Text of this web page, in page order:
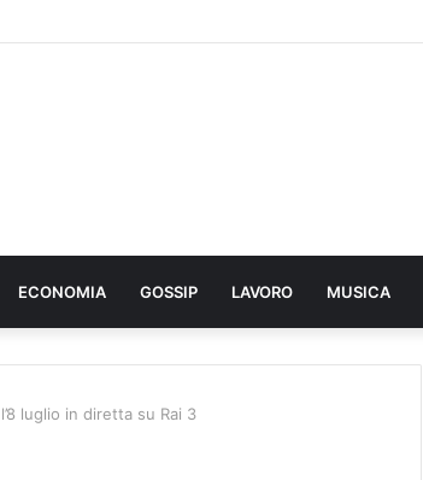
ECONOMIA GOSSIP LAVORO MUSICA
luglio in diretta su Rai 3